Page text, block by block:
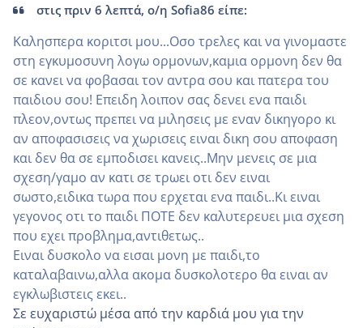
στις πριν 6 λεπτά, ο/η Sofia86 είπε:
Καλησπερα κοριτσι μου...Οσο τρελες και να γινομαστε
στη εγκυμοσυνη λογω ορμονων,καμια ορμονη δεν θα
σε κανει να φοβασαι τον αντρα σου και πατερα του
παιδιου σου! Επειδη λοιπον σας δενει ενα παιδι
πλεον,οντως πρεπει να μιλησεις με εναν δικηγορο κι
αν αποφασισεις να χωρισεις ειναι δικη σου αποφαση
και δεν θα σε εμποδισει κανεις..Μην μενεις σε μια
σχεση/γαμο αν κατι σε τρωει οτι δεν ειναι
σωστο,ειδικα τωρα που ερχεται ενα παιδι..Κι ειναι
γεγονος οτι το παιδι ΠΟΤΕ δεν καλυτερευει μια σχεση
που εχει προβλημα,αντιθετως..
Ειναι δυσκολο να εισαι μονη με παιδι,το
καταλαβαινω,αλλα ακομα δυσκολοτερο θα ειναι αν
εγκλωβιστεις εκει..
Σε ευχαριστώ μέσα από την καρδιά μου για την